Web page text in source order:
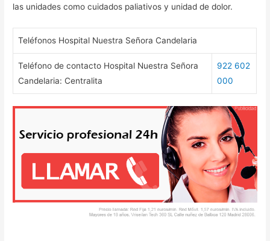
las unidades como cuidados paliativos y unidad de dolor.
Teléfonos Hospital Nuestra Señora Candelaria
Teléfono de contacto Hospital Nuestra Señora
Candelaria: Centralita
922 602
000